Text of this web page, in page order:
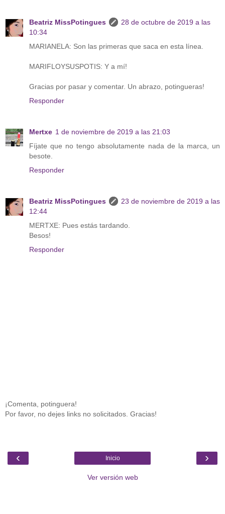
Beatriz MissPotingues
28 de octubre de 2019 a las
10:34
MARIANELA: Son las primeras que saca en esta línea.
MARIFLOYSUSPOTIS: Y a mí!
Gracias por pasar y comentar. Un abrazo, potingueras!
Responder
Mertxe 1 de noviembre de 2019 a las 21:03
Fíjate que no tengo absolutamente nada de la marca, un
besote.
Responder
Beatriz MissPotingues
23 de noviembre de 2019 a las
12:44
MERTXE: Pues estás tardando.
Besos!
Responder
¡Comenta, potinguera!
Por favor, no dejes links no solicitados. Gracias!
‹ ›
Inicio
Ver versión web